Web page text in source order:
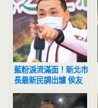
藍粉淚流滿面！新北市
長最新民調出爐 侯友
宜超震撼